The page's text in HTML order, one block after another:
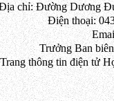
chỉ: Đường Dương
Điện thoại:
Trưởng Ban
thông tin điện tử